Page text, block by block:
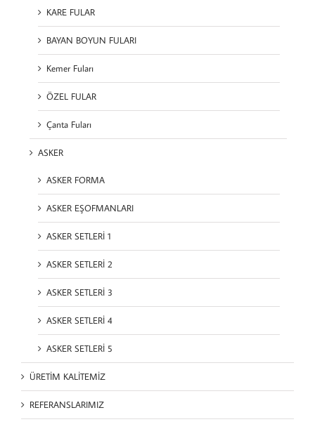
KARE FULAR
BAYAN BOYUN FULARI
Kemer Fuları
ÖZEL FULAR
Çanta Fuları
ASKER
ASKER FORMA
ASKER EŞOFMANLARI
ASKER SETLERİ 1
ASKER SETLERİ 2
ASKER SETLERİ 3
ASKER SETLERİ 4
ASKER SETLERİ 5
ÜRETİM KALİTEMİZ
REFERANSLARIMIZ